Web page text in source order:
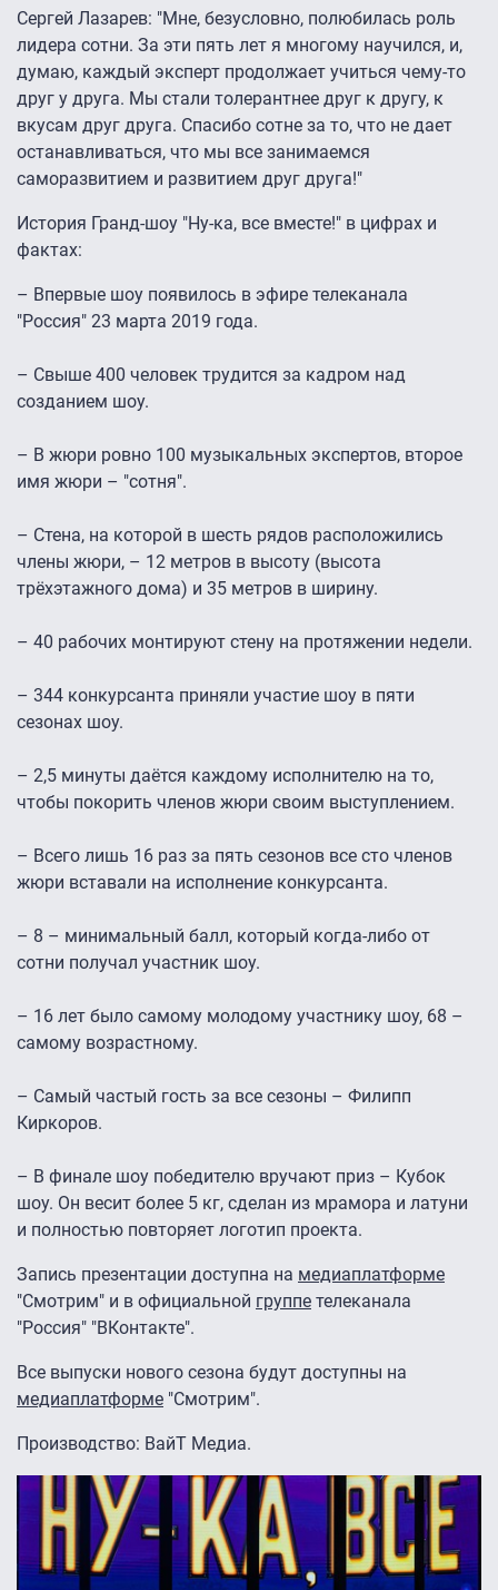
Сергей Лазарев: "Мне, безусловно, полюбилась роль
лидера сотни. За эти пять лет я многому научился, и,
думаю, каждый эксперт продолжает учиться чему-то
друг у друга. Мы стали толерантнее друг к другу, к
вкусам друг друга. Спасибо сотне за то, что не дает
останавливаться, что мы все занимаемся
саморазвитием и развитием друг друга!"
История Гранд-шоу "Ну-ка, все вместе!" в цифрах и
фактах:
– Впервые шоу появилось в эфире телеканала
"Россия" 23 марта 2019 года.
– Свыше 400 человек трудится за кадром над
созданием шоу.
– В жюри ровно 100 музыкальных экспертов, второе
имя жюри – "сотня".
– Стена, на которой в шесть рядов расположились
члены жюри, – 12 метров в высоту (высота
трёхэтажного дома) и 35 метров в ширину.
– 40 рабочих монтируют стену на протяжении недели.
– 344 конкурсанта приняли участие шоу в пяти
сезонах шоу.
– 2,5 минуты даётся каждому исполнителю на то,
чтобы покорить членов жюри своим выступлением.
– Всего лишь 16 раз за пять сезонов все сто членов
жюри вставали на исполнение конкурсанта.
­– 8 – минимальный балл, который когда-либо от
сотни получал участник шоу.
– 16 лет было самому молодому участнику шоу, 68 –
самому возрастному.
– Самый частый гость за все сезоны – Филипп
Киркоров.
– В финале шоу победителю вручают приз – Кубок
шоу. Он весит более 5 кг, сделан из мрамора и латуни
и полностью повторяет логотип проекта.
Запись презентации доступна на медиаплатформе
"Смотрим" и в официальной группе телеканала
"Россия" "ВКонтакте".
Все выпуски нового сезона будут доступны на
медиаплатформе "Смотрим".
Производство: ВайТ Медиа.